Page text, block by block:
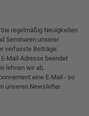
regelmäßig Neuigkeiten
Seminaren unserer
verfasste Beiträge.
Mail-Adresse beendet
lehnen wir ab.
eine E-Mail - so
unseren Newsletter